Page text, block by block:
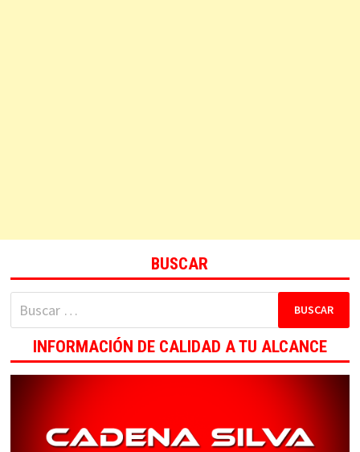
BUSCAR
Buscar:
INFORMACIÓN DE CALIDAD A TU ALCANCE